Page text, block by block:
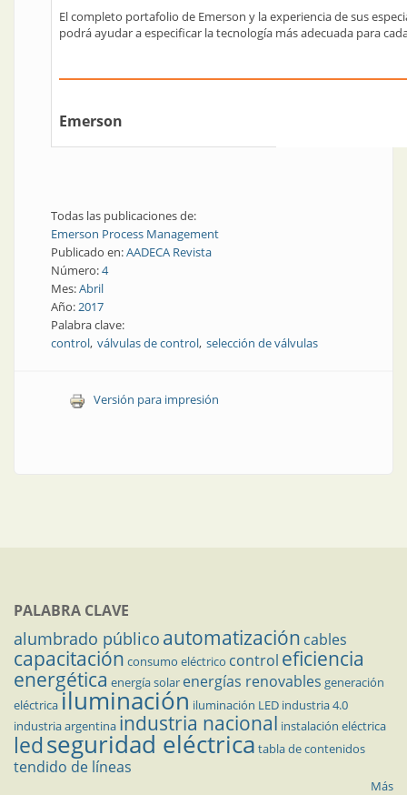
El completo portafolio de Emerson y la experiencia de sus
podrá ayudar a especificar la tecnología más adecuada para
Emerson
Todas las publicaciones de:
Emerson Process Management
Publicado en:AADECA Revista
Número:4
Mes:Abril
Año:2017
Palabra clave:
control válvulas de control selección de válvulas
Versión para impresión
PALABRA CLAVE
alumbrado público automatización cables
capacitación consumo eléctrico control eficiencia
energética energía solar energías renovables generación
eléctricailuminación iluminación LED industria 4.0
industria argentina industria nacional instalación eléctrica
ledseguridad eléctrica tabla de contenidos
tendido de líneas
Más